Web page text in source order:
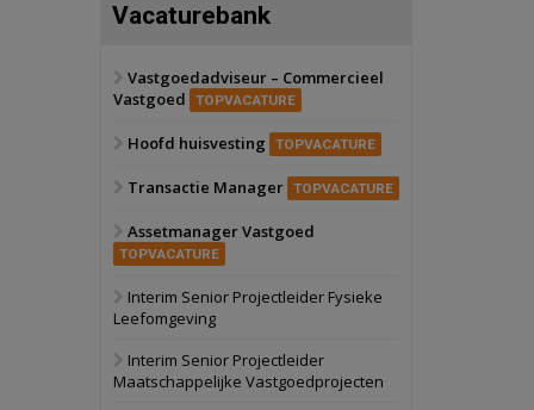
Zwanenburg
6 oktober 2026 Transformatieobject
22 september 2026
28 september 2026
Grootschalig
bedrijventerrein
Vacaturebank
Vastgoedadviseur – Commercieel
Vastgoed
TOPVACATURE
Hoofd huisvesting TOPVACATURE
Transactie Manager TOPVACATURE
Assetmanager Vastgoed
TOPVACATURE
Interim Senior Projectleider Fysieke
Leefomgeving
Interim Senior Projectleider
Maatschappelijke Vastgoedprojecten